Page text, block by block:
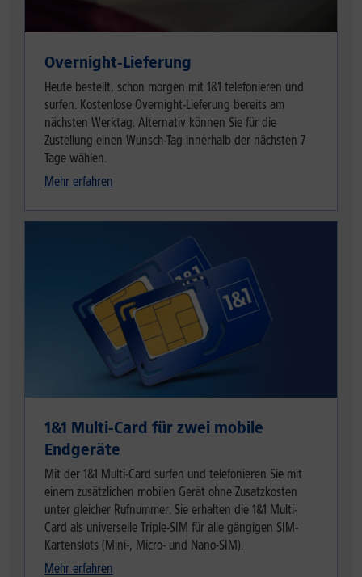
Overnight-Lieferung
Heute bestellt, schon morgen mit 1&1 telefonieren und
surfen. Kostenlose Overnight-Lieferung bereits am
nächsten Werktag. Alternativ können Sie für die
Zustellung einen Wunsch-Tag innerhalb der nächsten 7
Tage wählen.
Mehr erfahren
1&1 Multi-Card für zwei mobile
Endgeräte
Mit der 1&1 Multi-Card surfen und telefonieren Sie mit
einem zusätzlichen mobilen Gerät ohne Zusatzkosten
unter gleicher Rufnummer. Sie erhalten die 1&1 Multi-
Card als universelle Triple-SIM für alle gängigen SIM-
Kartenslots (Mini-, Micro- und Nano-SIM).
Mehr erfahren